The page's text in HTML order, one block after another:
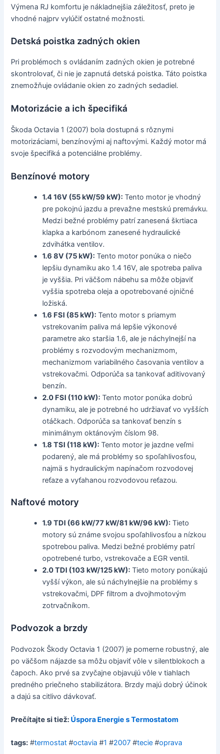
Výmena RJ komfortu je nákladnejšia záležitosť, preto je
vhodné najprv vylúčiť ostatné možnosti.
Detská poistka zadných okien
Pri problémoch s ovládaním zadných okien je potrebné
skontrolovať, či nie je zapnutá detská poistka. Táto poistka
znemožňuje ovládanie okien zo zadných sedadiel.
Motorizácie a ich špecifiká
Škoda Octavia 1 (2007) bola dostupná s rôznymi
motorizáciami, benzínovými aj naftovými. Každý motor má
svoje špecifiká a potenciálne problémy.
Benzínové motory
1.4 16V (55 kW/59 kW): Tento motor je vhodný
pre pokojnú jazdu a prevažne mestskú premávku.
Medzi bežné problémy patrí zanesená škrtiaca
klapka a karbónom zanesené hydraulické
zdvihátka ventilov.
1.6 8V (75 kW): Tento motor ponúka o niečo
lepšiu dynamiku ako 1.4 16V, ale spotreba paliva
je vyššia. Pri väčšom nábehu sa môže objaviť
vyššia spotreba oleja a opotrebované ojničné
ložiská.
1.6 FSI (85 kW): Tento motor s priamym
vstrekovaním paliva má lepšie výkonové
parametre ako staršia 1.6, ale je náchylnejší na
problémy s rozvodovým mechanizmom,
mechanizmom variabilného časovania ventilov a
vstrekovačmi. Odporúča sa tankovať aditivovaný
benzín.
2.0 FSI (110 kW): Tento motor ponúka dobrú
dynamiku, ale je potrebné ho udržiavať vo vyšších
otáčkach. Odporúča sa tankovať benzín s
minimálnym oktánovým číslom 98.
1.8 TSI (118 kW): Tento motor je jazdne veľmi
podarený, ale má problémy so spoľahlivosťou,
najmä s hydraulickým napínačom rozvodovej
reťaze a vyťahanou rozvodovou reťazou.
Naftové motory
1.9 TDI (66 kW/77 kW/81 kW/96 kW): Tieto
motory sú známe svojou spoľahlivosťou a nízkou
spotrebou paliva. Medzi bežné problémy patrí
opotrebené turbo, vstrekovače a EGR ventil.
2.0 TDI (103 kW/125 kW): Tieto motory ponúkajú
vyšší výkon, ale sú náchylnejšie na problémy s
vstrekovačmi, DPF filtrom a dvojhmotovým
zotrvačníkom.
Podvozok a brzdy
Podvozok Škody Octavia 1 (2007) je pomerne robustný, ale
po väčšom nájazde sa môžu objaviť vôle v silentblokoch a
čapoch. Ako prvé sa zvyčajne objavujú vôle v tiahlach
predného priečneho stabilizátora. Brzdy majú dobrý účinok
a dajú sa citlivo dávkovať.
Prečítajte si tiež: Úspora Energie s Termostatom
tags: #termostat #octavia #1 #2007 #tecie #oprava